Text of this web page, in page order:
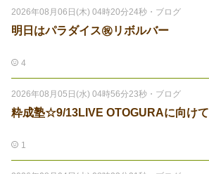
2026年08月06日(木) 04時20分24秒 ・ ブログ
明日はパラダイス㊗️リボルバー
4
2026年08月05日(水) 04時56分23秒 ・ ブログ
粋成塾☆9/13LIVE OTOGURAに向けて
1